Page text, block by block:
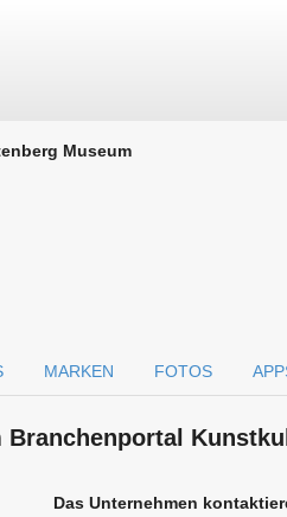
Museum
MARKEN FOTOS
Das Unternehmen